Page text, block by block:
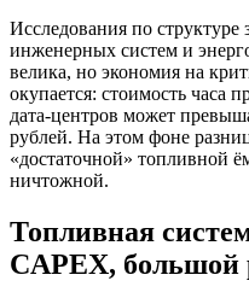
Исследования по
инженерных систем и
велика, но экономия на
окупается: стоимость часа
дата‑центров может
рублей. На этом фоне
«достаточной» топливной
ничтожной.
Топливная
CAPEX, большой